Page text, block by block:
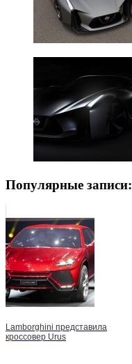
Популярные записи:
Lamborghini представила
кроссовер Urus